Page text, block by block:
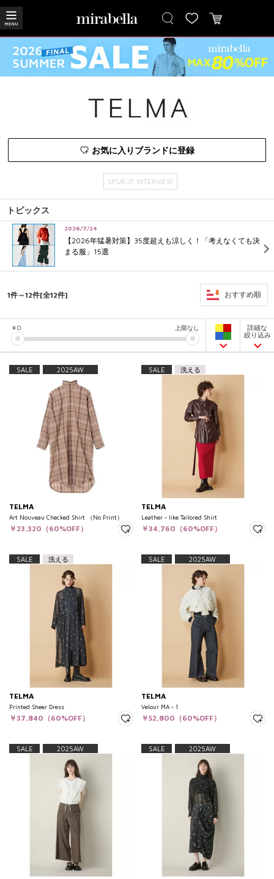
お気に入りブランドに登録
SPUR.JP INTERVIEW
トピックス
2026/7/24
【2026年猛暑対策】35度超えも涼しく！「考えなくても決
まる服」15選
1件～12件[全12件] おすすめ順
￥0 上限なし
詳細な
絞り込み
SALE 2025AW
TELMA
Art Nouveau Checked Shirt （No Print）
￥23,320（60%OFF）
SALE 洗える
TELMA
Leather－like Tailored Shirt
￥34,760（60%OFF）
SALE 洗える
TELMA
Printed Sheer Dress
￥37,840（60%OFF）
SALE 2025AW
TELMA
Velour MA－1
￥52,800（60%OFF）
SALE 2025AW SALE 2025AW